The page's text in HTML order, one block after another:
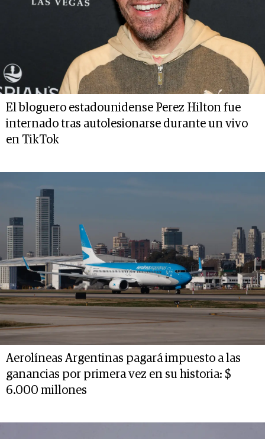
El bloguero estadounidense Perez Hilton fue
internado tras autolesionarse durante un vivo
en TikTok
Aerolíneas Argentinas pagará impuesto a las
ganancias por primera vez en su historia: $
6.000 millones